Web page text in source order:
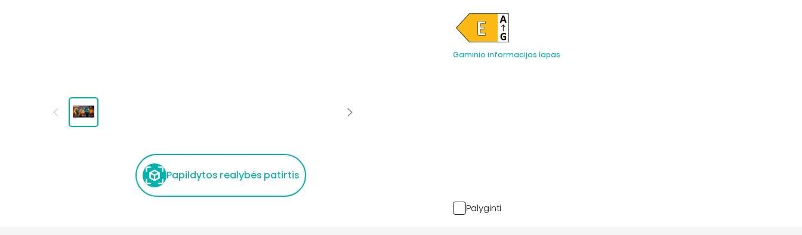
Papildytos realybės patirtis
Gaminio informacijos lapas
Palyginti